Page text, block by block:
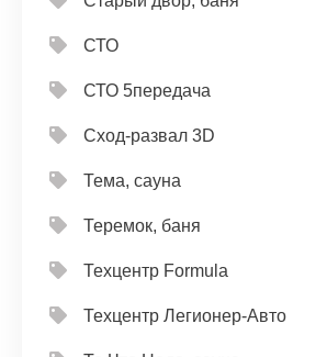
СТО
СТО 5передача
Сход-развал 3D
Тема, сауна
Теремок, баня
Техцентр Formula
Техцентр Легионер-Авто